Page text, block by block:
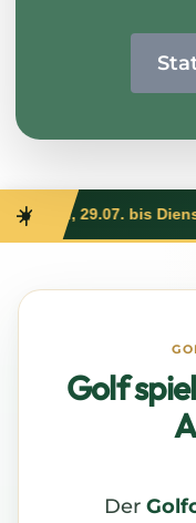
☀️ bis Dienstag,
Golf
Der